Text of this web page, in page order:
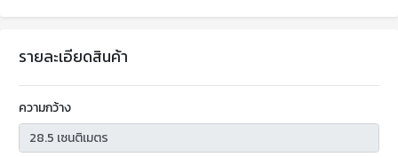
รายละเอียดสินค้า
ความกว้าง